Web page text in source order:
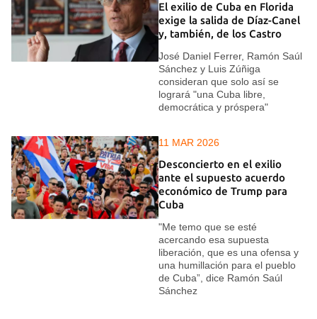
El exilio de Cuba en Florida
exige la salida de Díaz-Canel
y, también, de los Castro
José Daniel Ferrer, Ramón Saúl
Sánchez y Luis Zúñiga
consideran que solo así se
logrará "una Cuba libre,
democrática y próspera"
11 MAR 2026
Desconcierto en el exilio
ante el supuesto acuerdo
económico de Trump para
Cuba
"Me temo que se esté
acercando esa supuesta
liberación, que es una ofensa y
una humillación para el pueblo
de Cuba”, dice Ramón Saúl
Sánchez